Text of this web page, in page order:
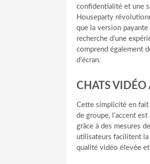
confidentialité et une
Houseparty
que la version
recherche d’une
comprend également
d’écran.
CHATS VIDÉO
Cette simplicité en fait
de groupe, l’accent
grâce à des mesures
utilisateurs facilitent la
qualité vidéo élevée